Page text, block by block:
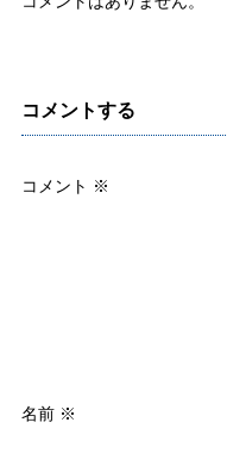
コメントする
コメント ※
名前 ※